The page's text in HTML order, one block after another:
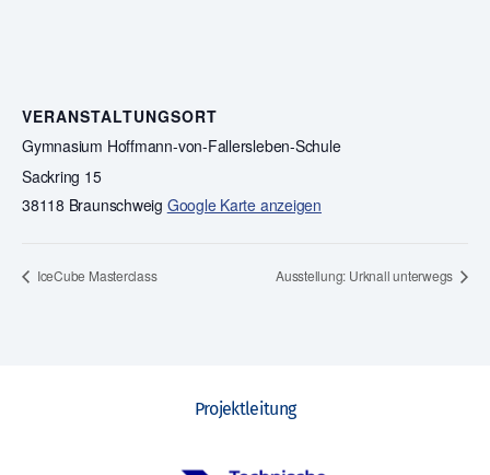
VERANSTALTUNGSORT
Gymnasium Hoffmann-von-Fallersleben-Schule
Sackring 15
38118 Braunschweig Google Karte anzeigen
IceCube Masterclass Ausstellung: Urknall unterwegs
Projektleitung